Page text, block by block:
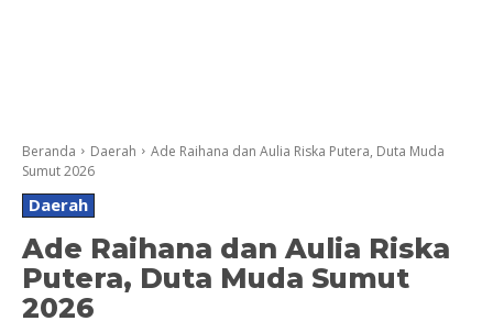
Beranda Daerah
Ade Raihana dan Aulia Riska Putera, Duta Muda
Sumut 2026
Daerah
Ade Raihana dan Aulia Riska
Putera, Duta Muda Sumut
2026